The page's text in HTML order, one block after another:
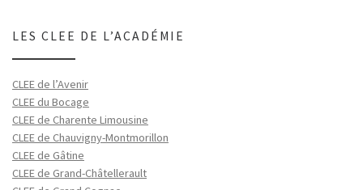
LES CLEE DE L’ACADÉMIE
CLEE de l’Avenir
CLEE du Bocage
CLEE de Charente Limousine
CLEE de Chauvigny-Montmorillon
CLEE de Gâtine
CLEE de Grand-Châtellerault